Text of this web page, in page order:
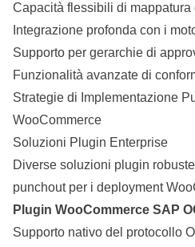
Capacità flessibili di mappatura
Integrazione profonda con i
Supporto per gerarchie di
Funzionalità avanzate di
Strategie di Implementazione
WooCommerce
Soluzioni Plugin Enterprise
Diverse soluzioni plugin
punchout per i deployment
Plugin WooCommerce SAP
Supporto nativo del protocollo